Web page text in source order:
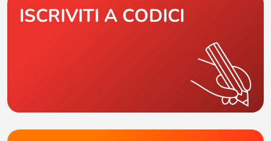
ISCRIVITI A CODICI